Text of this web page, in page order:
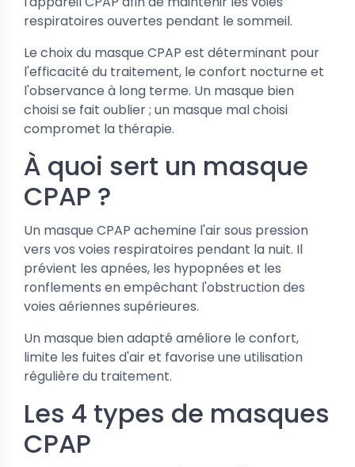
respiratoires ouvertes pendant le sommeil.
Le choix du masque CPAP est déterminant pour
l'efficacité du traitement, le confort nocturne et
l'observance à long terme. Un masque bien
choisi se fait oublier ; un masque mal choisi
compromet la thérapie.
À quoi sert un masque
CPAP ?
Un masque CPAP achemine l'air sous pression
vers vos voies respiratoires pendant la nuit. Il
prévient les apnées, les hypopnées et les
ronflements en empêchant l'obstruction des
voies aériennes supérieures.
Un masque bien adapté améliore le confort,
limite les fuites d'air et favorise une utilisation
régulière du traitement.
Les 4 types de masques
CPAP